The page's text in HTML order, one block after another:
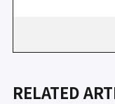
RELATED